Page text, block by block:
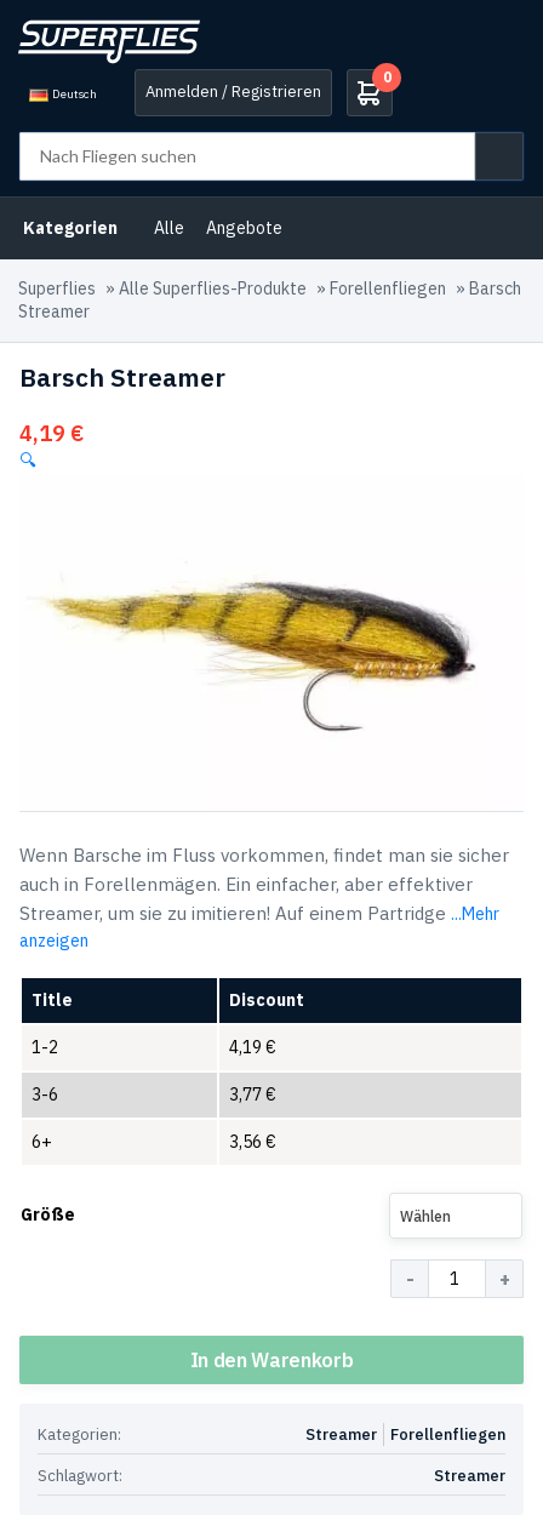
Deutsch Anmelden / Registrieren
0
Kategorien Alle Angebote
Superflies » Alle Superflies-Produkte » Forellenfliegen » Barsch
Streamer
Barsch Streamer
4,19 €
🔍
Wenn Barsche im Fluss vorkommen, findet man sie sicher
auch in Forellenmägen. Ein einfacher, aber effektiver
Streamer, um sie zu imitieren! Auf einem Partridge ...Mehr
anzeigen
Title Discount
1-2 4,19 €
3-6 3,77€
6+ 3,56 €
Größe Wählen
In den Warenkorb
Kategorien: Forellenfliegen
Streamer
Schlagwort:
Streamer